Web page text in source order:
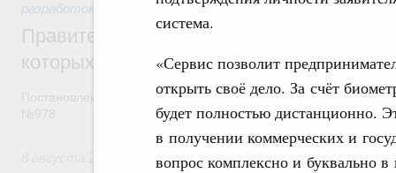
система.
«Сервис позволит
открыть своё дело. За счёт
будет полностью дистанционно.
в получении коммерческих и
вопрос комплексно и буквально в
разработок
Правительство расширило перечень
которых освобождаются от НДФЛ
Постановление от 5 августа 2026 года
Отрасль информационных технологий